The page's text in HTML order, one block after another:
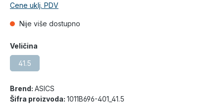
Cene uklj. PDV
Nije više dostupno
Veličina
41.5
Brend: ASICS
Šifra proizvoda: 1011B696-401_41.5